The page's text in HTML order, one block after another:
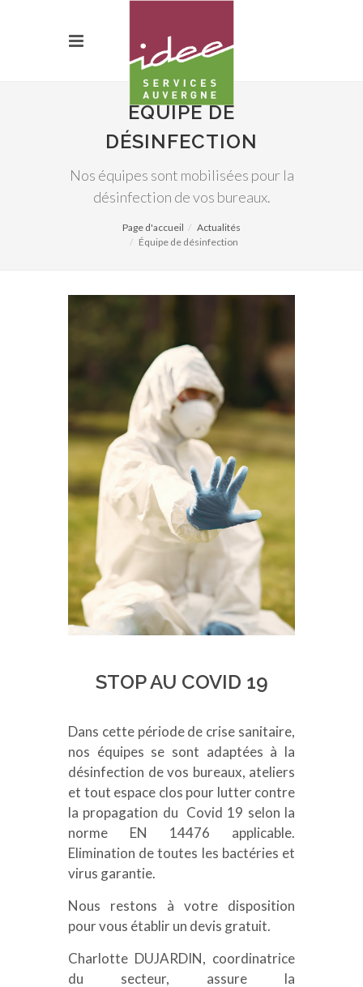
ÉQUIPE DE
DÉSINFECTION
Nos équipes sont mobilisées pour la
désinfection de vos bureaux.
Page d'accueil
Actualités
Équipe de désinfection
STOP AU COVID 19
Dans cette période de crise sanitaire,
nos équipes se sont adaptées à la
désinfection de vos bureaux, ateliers
et tout espace clos pour lutter contre
la propagation du Covid 19 selon la
norme EN 14476 applicable.
Elimination de toutes les bactéries et
virus garantie.
Nous restons à votre disposition
pour vous établir un devis gratuit.
Charlotte DUJARDIN, coordinatrice
du secteur, assure la